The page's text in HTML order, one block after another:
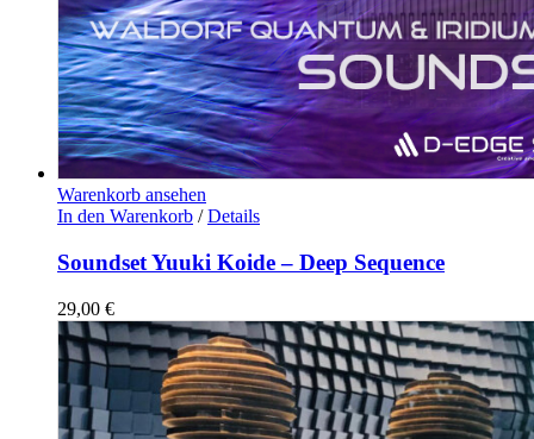
Warenkorb ansehen
In den Warenkorb / Details
Soundset Yuuki Koide – Deep Sequence
29,00 €